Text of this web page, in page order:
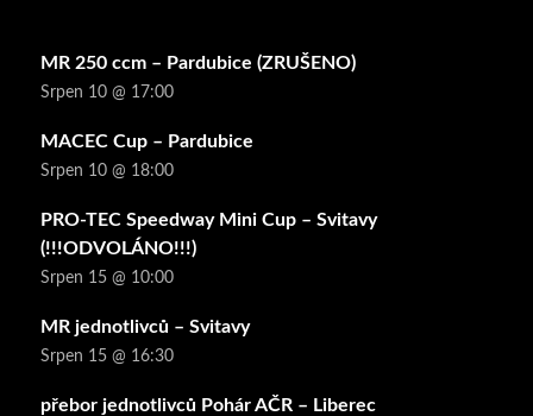
MR 250 ccm – Pardubice (ZRUŠENO)
Srpen 10 @ 17:00
MACEC Cup – Pardubice
Srpen 10 @ 18:00
PRO-TEC Speedway Mini Cup – Svitavy
(!!!ODVOLÁNO!!!)
Srpen 15 @ 10:00
MR jednotlivců – Svitavy
Srpen 15 @ 16:30
přebor jednotlivců Pohár AČR – Liberec